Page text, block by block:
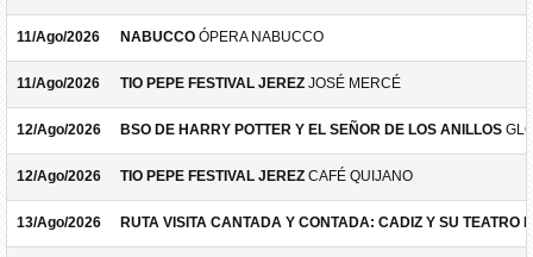
11/Ago/2026 NABUCCO ÓPERA NABUCCO
11/Ago/2026 TIO PEPE FESTIVAL JEREZ JOSÉ MERCÉ
12/Ago/2026 BSO DE HARRY POTTER Y EL SEÑOR DE LOS ANILLOS
12/Ago/2026 TIO PEPE FESTIVAL JEREZ CAFÉ QUIJANO
13/Ago/2026 RUTA VISITA CANTADA Y CONTADA: CADIZ Y SU TEATRO